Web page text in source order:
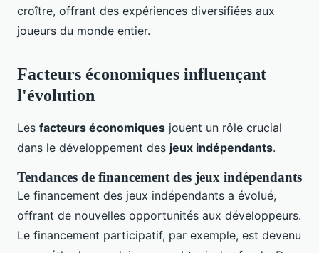
croître, offrant des expériences diversifiées aux
joueurs du monde entier.
Facteurs économiques influençant
l'évolution
Les facteurs économiques jouent un rôle crucial
dans le développement des jeux indépendants.
Tendances de financement des jeux indépendants
Le financement des jeux indépendants a évolué,
offrant de nouvelles opportunités aux développeurs.
Le financement participatif, par exemple, est devenu